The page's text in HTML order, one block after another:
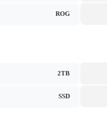
ROG
2TB
SSD